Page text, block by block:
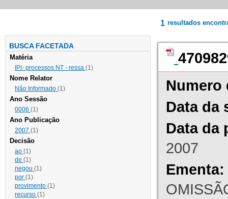
BUSCA FACETADA
Matéria
IPI- processos NT - ressa (1)
Nome Relator
Não Informado (1)
Ano Sessão
0006 (1)
Ano Publicação
2007 (1)
Decisão
ao (1)
de (1)
negou (1)
por (1)
provimento (1)
recurso (1)
1 resultados
Numero
Data da
Data da
2007
Ementa: